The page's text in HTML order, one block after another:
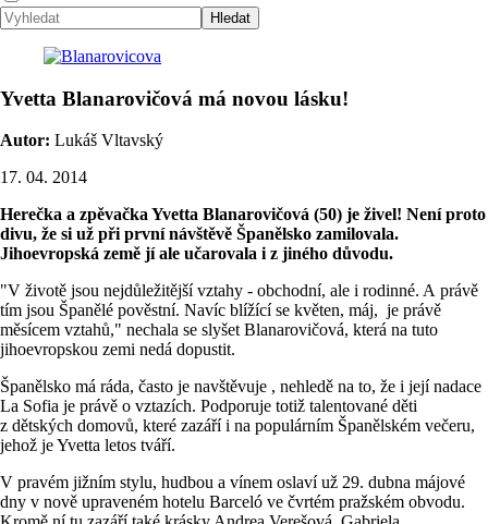
Yvetta Blanarovičová má novou lásku!
Autor: Lukáš Vltavský
17. 04. 2014
Herečka a zpěvačka Yvetta Blanarovičová (50) je živel! Není proto
divu, že si už při první návštěvě Španělsko zamilovala.
Jihoevropská země jí ale učarovala i z jiného důvodu.
"V životě jsou nejdůležitější vztahy - obchodní, ale i rodinné. A právě
tím jsou Španělé pověstní. Navíc blížící se květen, máj, je právě
měsícem vztahů," nechala se slyšet Blanarovičová, která na tuto
jihoevropskou zemi nedá dopustit.
Španělsko má ráda, často je navštěvuje , nehledě na to, že i její nadace
La Sofia je právě o vztazích. Podporuje totiž talentované děti
z dětských domovů, které zazáří i na populárním Španělském večeru,
jehož je Yvetta letos tváří.
V pravém jižním stylu, hudbou a vínem oslaví už 29. dubna májové
dny v nově upraveném hotelu Barceló ve čvrtém pražském obvodu.